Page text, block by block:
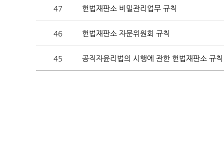
헌법
47 헌법재판소 비밀관리업무 규칙
46 헌법재판소 자문위원회 규칙
45 공직자윤리법의 시행에 관한 헌법재판소 규칙